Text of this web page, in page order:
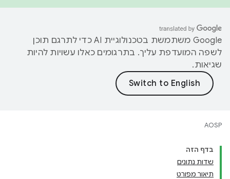
‫Google משתמשת בטכנולוגיית AI כדי לתרגם תוכן
לשפה המועדפת עליך. בתרגומים כאלו עשויות להיות
שגיאות.
AOSP
בדף הזה
שדות נתונים
תיאור מפורט